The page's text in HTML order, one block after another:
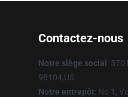
Contactez-nous
Notre siège social :
98104,US
Notre entrepôt: No 1,